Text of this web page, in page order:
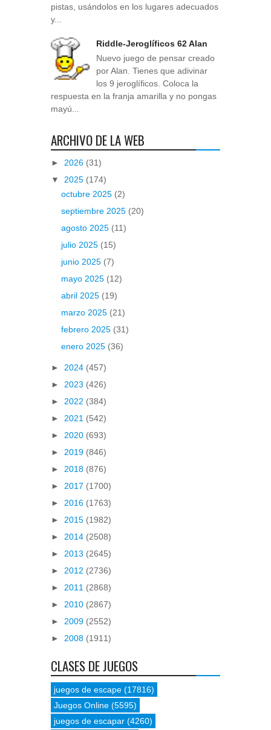
pistas, usándolos en los lugares adecuados
y...
Riddle-Jeroglíficos 62 Alan
Nuevo juego de pensar creado
por Alan. Tienes que adivinar
los 9 jeroglíficos. Coloca la
respuesta en la franja amarilla y no pongas
mayú...
ARCHIVO DE LA WEB
► 2026 (31)
▼ 2025 (174)
octubre 2025 (2)
septiembre 2025 (20)
agosto 2025 (11)
julio 2025 (15)
junio 2025 (7)
mayo 2025 (12)
abril 2025 (19)
marzo 2025 (21)
febrero 2025 (31)
enero 2025 (36)
► 2024 (457)
► 2023 (426)
► 2022 (384)
► 2021 (542)
► 2020 (693)
► 2019 (846)
► 2018 (876)
► 2017 (1700)
► 2016 (1763)
► 2015 (1982)
► 2014 (2508)
► 2013 (2645)
► 2012 (2736)
► 2011 (2868)
► 2010 (2867)
► 2009 (2552)
► 2008 (1911)
CLASES DE JUEGOS
juegos de escape (17816)
Juegos Online (5595)
juegos de escapar (4260)